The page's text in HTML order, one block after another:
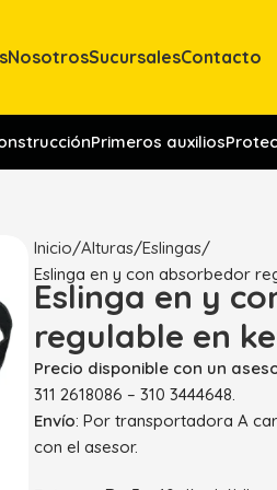
NosotrosSucursalesContacto
Primeros auxilios
Inicio Alturas Eslingas
Eslinga en y con absorbedor
Eslinga en y
regulable en
Precio disponible con un
311 2618086 – 310 3444648.
Envío: Por transportadora A
con el asesor.